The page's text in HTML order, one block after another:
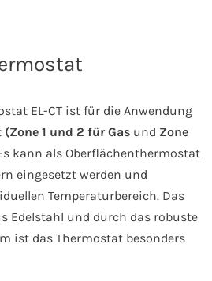
EL-CT ist für die Anwendung
(Zone 1 und 2 für Gas und Zone
kann als Oberflächenthermostat
eingesetzt werden und
Temperaturbereich. Das
Edelstahl und durch das robuste
ist das Thermostat besonders